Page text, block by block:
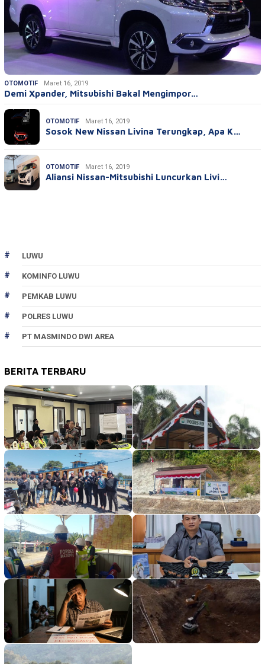
OTOMOTIF Maret 16, 2019
Demi Xpander, Mitsubishi Bakal Mengimpor…
OTOMOTIF Maret 16, 2019
Sosok New Nissan Livina Terungkap, Apa K…
OTOMOTIF Maret 16, 2019
Aliansi Nissan-Mitsubishi Luncurkan Livi…
LUWU
KOMINFO LUWU
PEMKAB LUWU
POLRES LUWU
PT MASMINDO DWI AREA
BERITA TERBARU